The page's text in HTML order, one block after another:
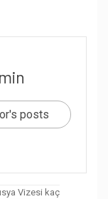
posts
Vizesi kaç